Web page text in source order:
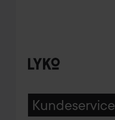
Kundeservice